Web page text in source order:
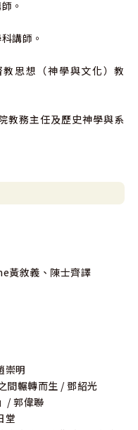
。
講師。
思想（神學與文化）教
教務主任及歷史神學與系
黃敘義、陳士齊譯
崇明
間輾轉而生 / 鄧紹光
/ 郭偉聯
堂